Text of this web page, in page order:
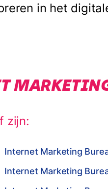
in het
zijn:
Internet Marketing
Internet Marketing